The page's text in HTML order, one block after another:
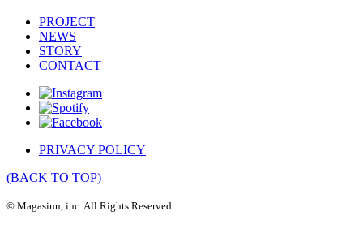
PROJECT
NEWS
STORY
CONTACT
PRIVACY POLICY
(BACK TO TOP)
© Magasinn, inc. All Rights Reserved.